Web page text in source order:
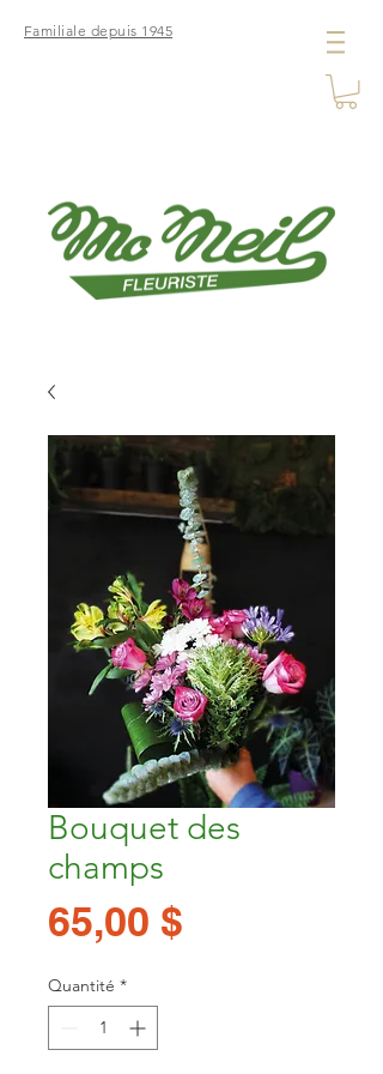
Familiale depuis 1945
Bouquet des
champs
65,00 $
Quantité *